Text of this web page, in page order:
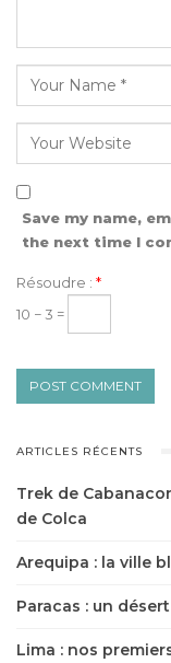
Save my name,
the next time I
Résoudre : *
10 − 3 =
ARTICLES RÉCENTS
Trek de
de Colca
Arequipa : la ville
Paracas : un
Lima : nos